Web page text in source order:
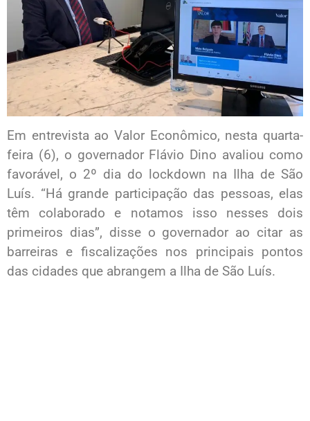
Em entrevista ao Valor Econômico, nesta quarta-
feira (6), o governador Flávio Dino avaliou como
favorável, o 2º dia do lockdown na Ilha de São
Luís. “Há grande participação das pessoas, elas
têm colaborado e notamos isso nesses dois
primeiros dias”, disse o governador ao citar as
barreiras e fiscalizações nos principais pontos
das cidades que abrangem a Ilha de São Luís.